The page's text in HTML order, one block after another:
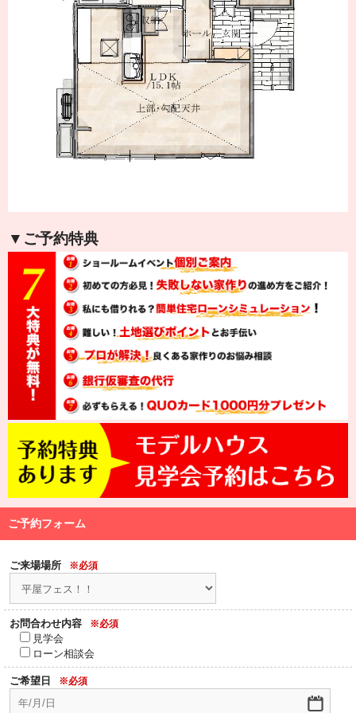
▼ご予約特典
ご予約フォーム
ご来場場所 ※必須
お問合わせ内容 ※必須
見学会
ローン相談会
ご希望日 ※必須